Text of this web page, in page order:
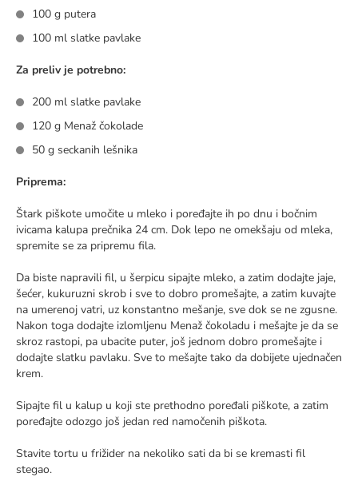
100 g putera
100 ml slatke pavlake
Za preliv je potrebno:
200 ml slatke pavlake
120 g Menaž čokolade
50 g seckanih lešnika
Priprema:
Štark piškote umočite u mleko i poređajte ih po dnu i bočnim
ivicama kalupa prečnika 24 cm. Dok lepo ne omekšaju od mleka,
spremite se za pripremu fila.
Da biste napravili fil, u šerpicu sipajte mleko, a zatim dodajte jaje,
šećer, kukuruzni skrob i sve to dobro promešajte, a zatim kuvajte
na umerenoj vatri, uz konstantno mešanje, sve dok se ne zgusne.
Nakon toga dodajte izlomljenu Menaž čokoladu i mešajte je da se
skroz rastopi, pa ubacite puter, još jednom dobro promešajte i
dodajte slatku pavlaku. Sve to mešajte tako da dobijete ujednačen
krem.
Sipajte fil u kalup u koji ste prethodno poređali piškote, a zatim
poređajte odozgo još jedan red namočenih piškota.
Stavite tortu u frižider na nekoliko sati da bi se kremasti fil
stegao.